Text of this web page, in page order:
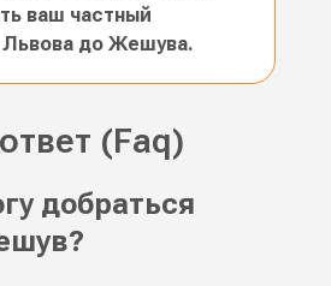
ваш частный
Львова до Жешува.
(Faq)
добраться